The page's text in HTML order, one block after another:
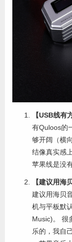
【USB线有
有Quloos的
够开阔（横
结像真实感
苹果线是没
【建议用海
建议用海贝
机与平板默
Music)。 很
乐的，我自